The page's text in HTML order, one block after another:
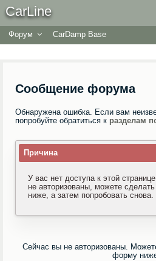
CarLine
Форум CarDamp Base
Сообщение форума
Обнаружена ошибка. Если вам
попробуйте обратиться к разделам
Причина
У вас нет доступа к этой
не авторизованы, можете
ниже, а затем попробовать снова.
Сейчас вы не авторизованы.
форму